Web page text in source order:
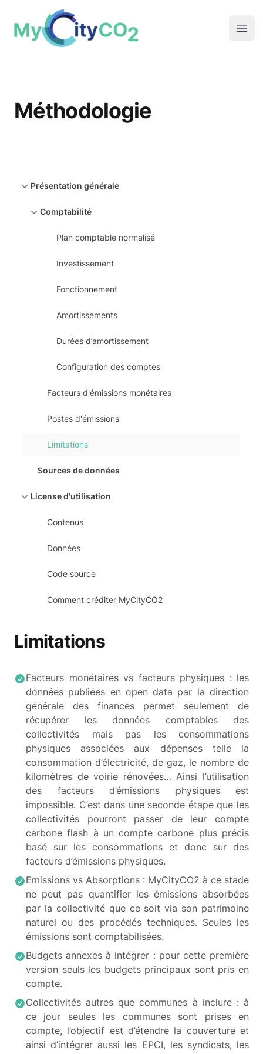
Méthodologie
Présentation générale
Comptabilité
Plan comptable normalisé
Investissement
Fonctionnement
Amortissements
Durées d’amortissement
Configuration des comptes
Facteurs d'émissions monétaires
Postes d'émissions
Limitations
Sources de données
License d'utilisation
Contenus
Données
Code source
Comment créditer MyCityCO2
Limitations
Facteurs monétaires vs facteurs physiques : les
données publiées en open data par la direction
générale des finances permet seulement de
récupérer les données comptables des
collectivités mais pas les consommations
physiques associées aux dépenses telle la
consommation d’électricité, de gaz, le nombre de
kilomètres de voirie rénovées… Ainsi l’utilisation
des facteurs d’émissions physiques est
impossible. C’est dans une seconde étape que les
collectivités pourront passer de leur compte
carbone flash à un compte carbone plus précis
basé sur les consommations et donc sur des
facteurs d’émissions physiques.
Emissions vs Absorptions : MyCityCO2 à ce stade
ne peut pas quantifier les émissions absorbées
par la collectivité que ce soit via son patrimoine
naturel ou des procédés techniques. Seules les
émissions sont comptabilisées.
Budgets annexes à intégrer : pour cette première
version seuls les budgets principaux sont pris en
compte.
Collectivités autres que communes à inclure : à
ce jour seules les communes sont prises en
compte, l’objectif est d’étendre la couverture et
ainsi d’intégrer aussi les EPCI, les syndicats, les